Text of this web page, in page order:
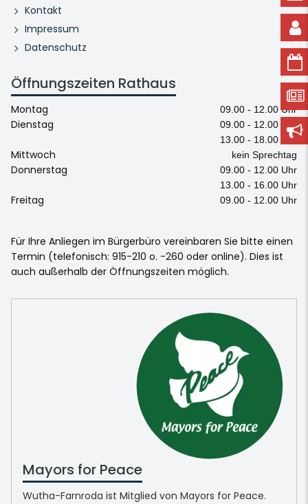
Kontakt
Impressum
Datenschutz
Öffnungszeiten Rathaus
Montag 09.00 - 12.00 Uhr
Dienstag
09.00 - 12.00 Uhr
13.00 - 18.00 Uhr
Mittwoch kein Sprechtag
Donnerstag
09.00 - 12.00 Uhr
13.00 - 16.00 Uhr
Freitag 09.00 - 12.00 Uhr
Für Ihre Anliegen im Bürgerbüro vereinbaren Sie bitte einen
Termin (telefonisch: 915-210 o. -260 oder online). Dies ist
auch außerhalb der Öffnungszeiten möglich.
Mayors for Peace
Wutha-Farnroda ist Mitglied von Mayors for Peace.